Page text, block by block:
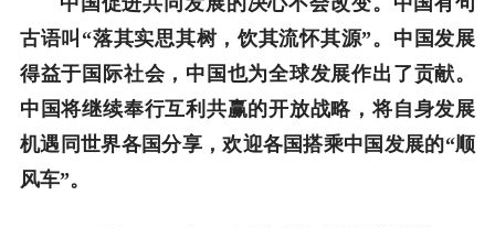
古语叫“落其实思其树，饮其流怀其源”。中国发展
得益于国际社会，中国也为全球发展作出了贡献。
中国将继续奉行互利共赢的开放战略，将自身发展
机遇同世界各国分享，欢迎各国搭乘中国发展的“顺
风车”。